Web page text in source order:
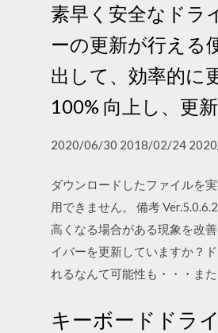
素早く安全なドラ
ーの更新が行える
出して、効率的に
100% 向上し、更
2020/06/30 2018/02/24
ダウンロードしたファイルを
用できません。 備考
高くなる場合がある現象を改
イバーを更新していますか？
れるなんて可能性も・・・ま
キーボードドラ